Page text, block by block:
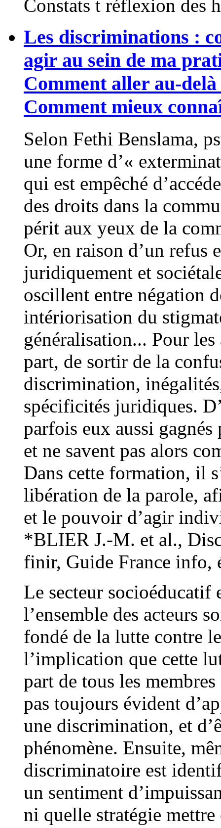
Constats t réflexion des
Les discriminations :
agir au sein de ma
Comment aller au-
Comment mieux
Selon Fethi Benslama,
une forme d’«
qui est empêché
des droits dans la
périt aux yeux de la
Or, en raison d’un refus
juridiquement et
oscillent entre négation
intériorisation du
généralisation... Pour
part, de sortir de la
discrimination,
spécificités juridiques.
parfois eux aussi
et ne savent pas alors
Dans cette formation, il
libération de la parole,
et le pouvoir d’agir
*BLIER J.-M. et al.,
finir, Guide France info,
Le secteur socioéducatif
l’ensemble des acteurs
fondé de la lutte contre
l’implication que cette
part de tous les
pas toujours évident
une discrimination, et
phénomène. Ensuite,
discriminatoire est
un sentiment
ni quelle stratégie mettre